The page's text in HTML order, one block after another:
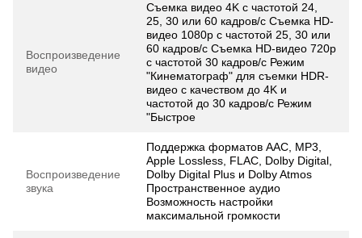
Воспроизведение
видео
Съемка видео 4K с частотой 24,
25, 30 или 60 кадров/с Съемка HD-
видео 1080p с частотой 25, 30 или
60 кадров/с Съемка HD-видео 720p
с частотой 30 кадров/с Режим
"Кинематограф" для съемки HDR-
видео с качеством до 4K и
частотой до 30 кадров/с Режим
"Быстрое
Воспроизведение
звука
Поддержка форматов AAC, MP3,
Apple Lossless, FLAC, Dolby Digital,
Dolby Digital Plus и Dolby Atmos
Пространственное аудио
Возможность настройки
максимальной громкости